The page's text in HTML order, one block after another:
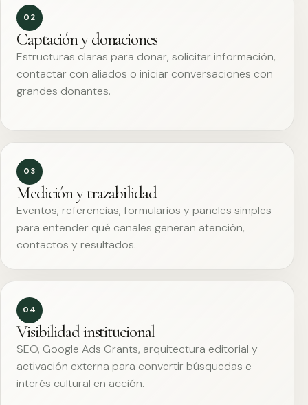
02
Captación y donaciones
Estructuras claras para donar, solicitar información,
contactar con aliados o iniciar conversaciones con
grandes donantes.
03
Medición y trazabilidad
Eventos, referencias, formularios y paneles simples
para entender qué canales generan atención,
contactos y resultados.
04
Visibilidad institucional
SEO, Google Ads Grants, arquitectura editorial y
activación externa para convertir búsquedas e
interés cultural en acción.